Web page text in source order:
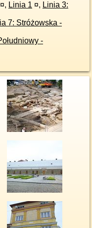
¤, Linia 1 ¤, Linia 3:
7: Stróżowska -
-